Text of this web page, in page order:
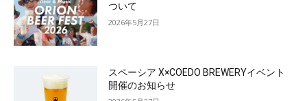
ついて
2026年5月27日
スペーシア X×COEDO BREWERYイベント
開催のお知らせ